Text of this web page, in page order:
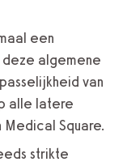
een
algemene
van
alle latere
Square.
strikte